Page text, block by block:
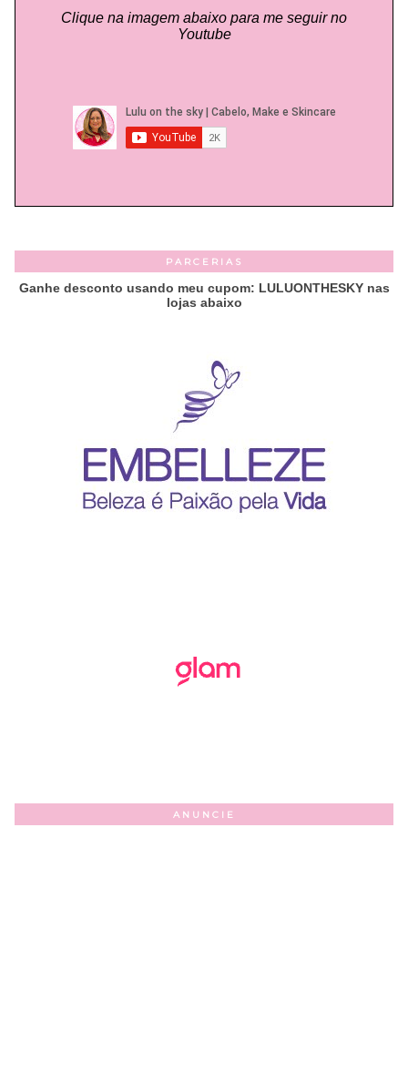
Clique na imagem abaixo para me seguir no
Youtube
PARCERIAS
Ganhe desconto usando meu cupom: LULUONTHESKY nas
lojas abaixo
ANUNCIE